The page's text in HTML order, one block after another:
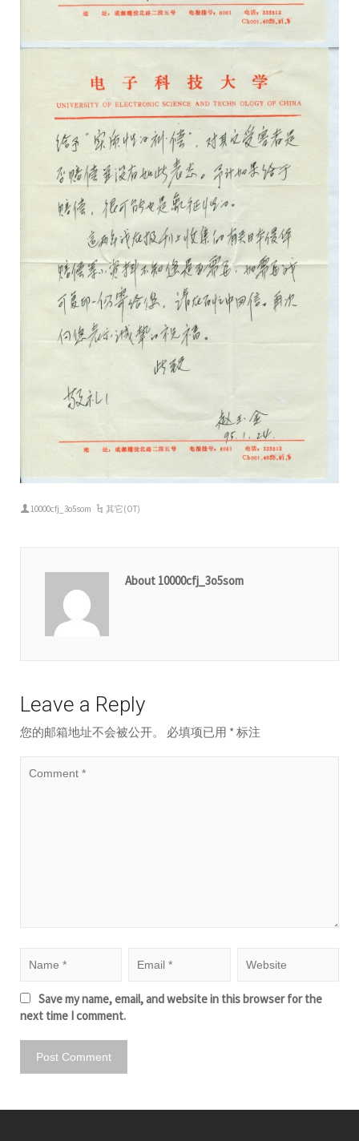
10000cfj_3o5som 其它(OT)
About 10000cfj_3o5som
Leave a Reply
您的邮箱地址不会被公开。 必填项已用 *标注
Save my name, email, and website in this browser for the
next time I comment.